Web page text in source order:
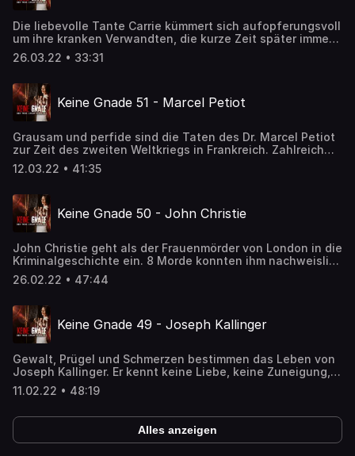
Die liebevolle Tante Carrie kümmert sich aufopferungsvoll
um ihre kranken Verwandten, die kurze Zeit später immer
den Tod finden. Kocht die alte Dame den Tee für ihre
Schützlinge vielleicht mit noch etwas anderem als Liebe?
26.03.22 • 33:31
Keine Gnade 51 - Marcel Petiot
Grausam und perfide sind die Taten des Dr. Marcel Petiot
zur Zeit des zweiten Weltkriegs in Frankreich. Zahlreich
sind seine namenlosen Opfer, die er mit Hilfe der
machtvollen Kräfte von Angst und Hoffnung in seine
Satan.
12.03.22 • 41:35
Keine Gnade 50 - John Christie
John Christie geht als der Frauenmörder von London in die
Kriminalgeschichte ein. 8 Morde konnten ihm nachweislich
zur Last gelegt werden. Doch in Wirklichkeit waren es
vielleicht viele mehr ...
26.02.22 • 47:44
Keine Gnade 49 - Joseph Kallinger
Gewalt, Prügel und Schmerzen bestimmen das Leben von
Joseph Kallinger. Er kennt keine Liebe, keine Zuneigung,
keine Wärme. So wird es zu seinem erklärten Ziel, alle
Menschen zu ermorden, um schließlich zu Gott zu werden.
11.02.22 • 48:19
Alles anzeigen